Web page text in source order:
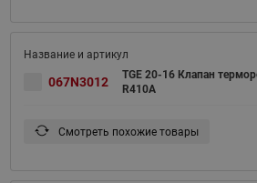
067N3012
TGE 20-16 Клапан
R410A
Смотреть похожие товары